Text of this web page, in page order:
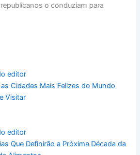
o conduziam para
editor
Cidades Mais Felizes do Mundo
Visitar
editor
Que Definirão a Próxima Década da